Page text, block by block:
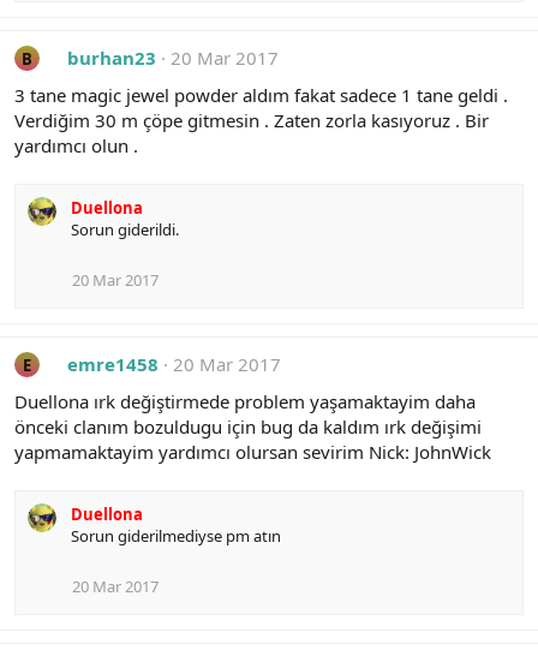
B burhan23
20 Mar 2017
3 tane magic jewel powder aldım fakat sadece 1 tane geldi .
Verdiğim 30 m çöpe gitmesin . Zaten zorla kasıyoruz . Bir
yardımcı olun .
Duellona
Sorun giderildi.
20 Mar 2017
E emre1458
20 Mar 2017
Duellona ırk değiştirmede problem yaşamaktayim daha
önceki clanım bozuldugu için bug da kaldım ırk değişimi
yapmamaktayim yardımcı olursan sevirim Nick: JohnWick
Duellona
Sorun giderilmediyse pm atın
20 Mar 2017